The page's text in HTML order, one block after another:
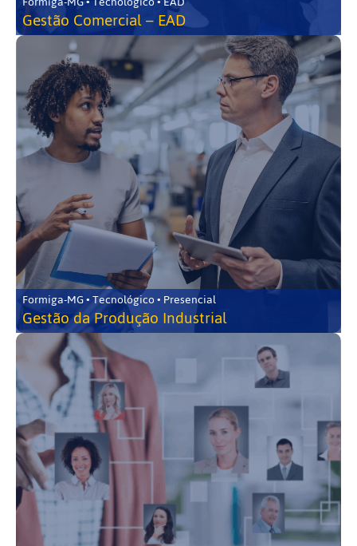
Gestão Comercial – EAD
Formiga-MG • Tecnológico • Presencial
Gestão da Produção Industrial